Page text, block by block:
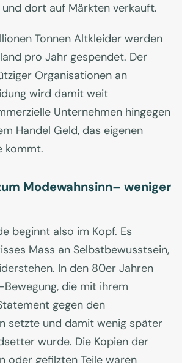
dort auf Märkten verkauft.
Tonnen Altkleider werden
pro Jahr gespendet. Der
Organisationen an
wird damit weit
Unternehmen hingegen
Handel Geld, das eigenen
kommt.
Modewahnsinn– weniger
beginnt also im Kopf. Es
Mass an Selbstbewusstsein,
In den 80er Jahren
die mit ihrem
gegen den
setzte und damit wenig später
wurde. Die Kopien der